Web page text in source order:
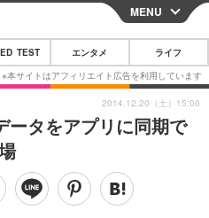
CLOSE
スマートフォン
その他
映画・ドラマ
MENU
TEST エンタメ ライフ
タをアプリに同期で
2014.12.20（土）15:00